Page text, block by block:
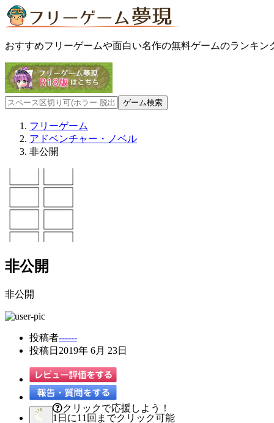
おすすめフリーゲームや面白い名作の無料ゲームのランキン
フリーゲーム
アドベンチャー・ノベル
非公開
非公開
非公開
投稿者------
投稿日 2019年 6月 23日
クリックで応援しよう！
1日に11回までクリック可能